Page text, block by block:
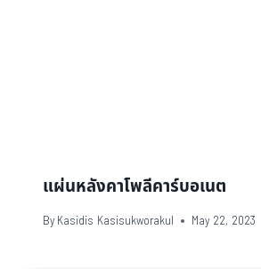
แผ่นหลังคาโพลีคาร์บอเนต
By Kasidis Kasisukworakul May 22, 2023